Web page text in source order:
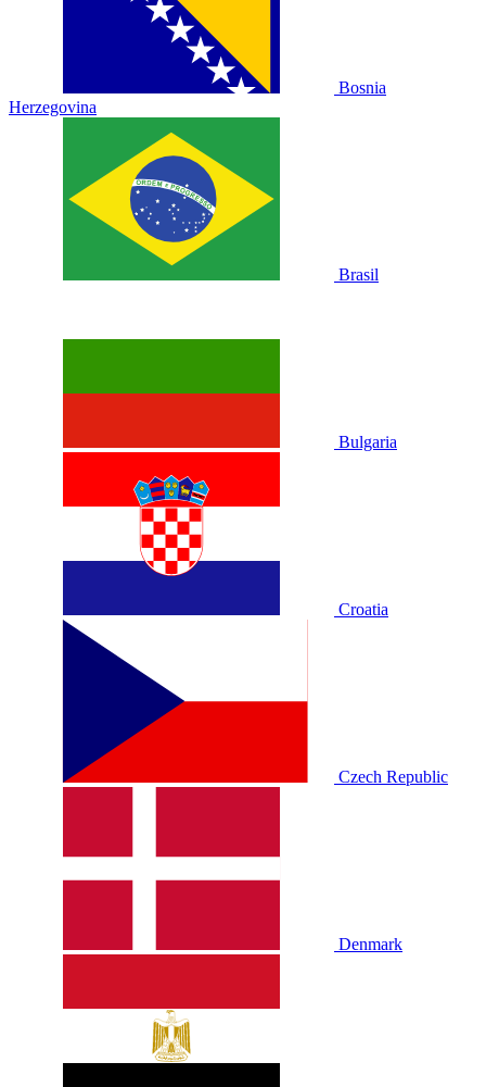
Bosnia
Herzegovina
Brasil
Bulgaria
Croatia
Czech Republic
Denmark